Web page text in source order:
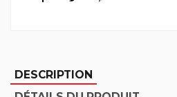
DESCRIPTION